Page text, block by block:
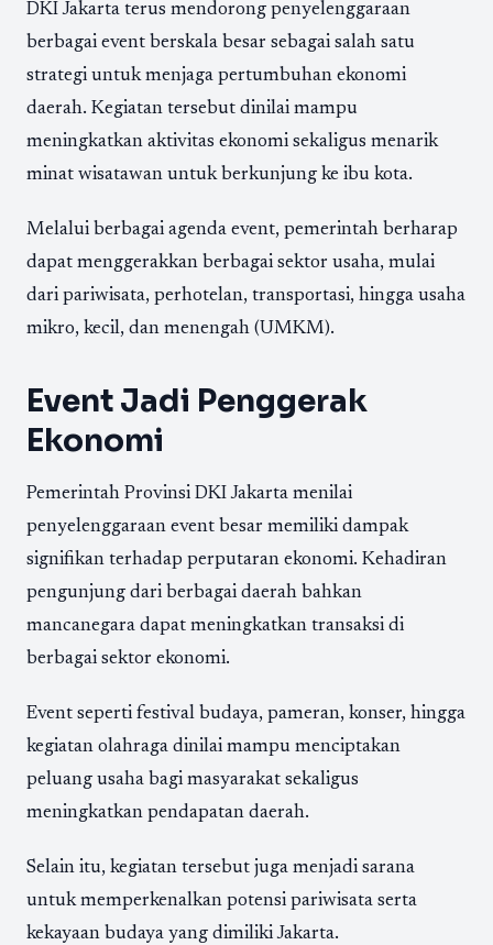
DKI Jakarta terus mendorong penyelenggaraan
berbagai event berskala besar sebagai salah satu
strategi untuk menjaga pertumbuhan ekonomi
daerah. Kegiatan tersebut dinilai mampu
meningkatkan aktivitas ekonomi sekaligus menarik
minat wisatawan untuk berkunjung ke ibu kota.
Melalui berbagai agenda event, pemerintah berharap
dapat menggerakkan berbagai sektor usaha, mulai
dari pariwisata, perhotelan, transportasi, hingga usaha
mikro, kecil, dan menengah (UMKM).
Event Jadi Penggerak
Ekonomi
Pemerintah Provinsi DKI Jakarta menilai
penyelenggaraan event besar memiliki dampak
signifikan terhadap perputaran ekonomi. Kehadiran
pengunjung dari berbagai daerah bahkan
mancanegara dapat meningkatkan transaksi di
berbagai sektor ekonomi.
Event seperti festival budaya, pameran, konser, hingga
kegiatan olahraga dinilai mampu menciptakan
peluang usaha bagi masyarakat sekaligus
meningkatkan pendapatan daerah.
Selain itu, kegiatan tersebut juga menjadi sarana
untuk memperkenalkan potensi pariwisata serta
kekayaan budaya yang dimiliki Jakarta.